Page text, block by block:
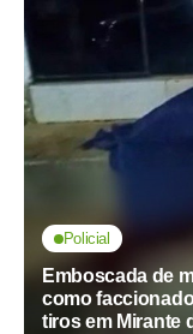
Policial
Emboscada de
como
tiros em Mirante